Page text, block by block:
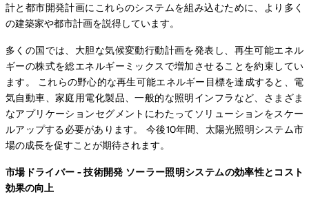
計と都市開発計画にこれらのシステムを組み込むために、より多く
の建築家や都市計画を説得しています。
多くの国では、大胆な気候変動行動計画を発表し、再生可能エネル
ギーの株式を総エネルギーミックスで増加させることを約束してい
ます。 これらの野心的な再生可能エネルギー目標を達成すると、電
気自動車、家庭用電化製品、一般的な照明インフラなど、さまざま
なアプリケーションセグメントにわたってソリューションをスケー
ルアップする必要があります。 今後10年間、太陽光照明システム市
場の成長を促すことが期待されます。
市場ドライバー - 技術開発 ソーラー照明システムの効率性とコスト
効果の向上